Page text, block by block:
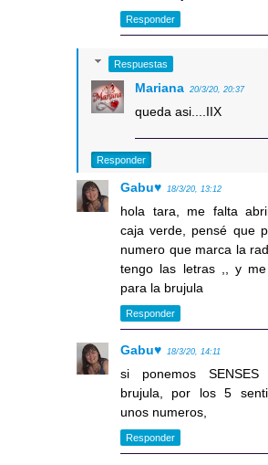
Responder
Respuestas
Mariana 20/3/20, 20:37
queda asi....IIX
Responder
Gabu♥ 18/3/20, 13:12
hola tara, me falta
caja verde, pensé que
numero que marca la
tengo las letras ,, y
para la brujula
Responder
Gabu♥ 18/3/20, 14:11
si ponemos
brujula, por los 5
unos numeros,
Responder